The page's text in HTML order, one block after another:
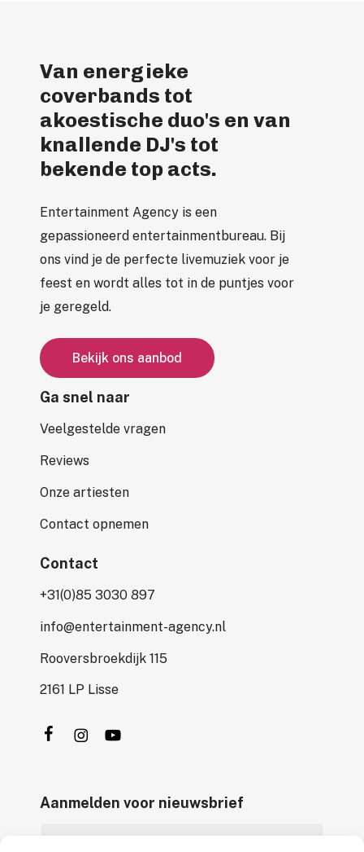
Van energieke
coverbands tot
akoestische duo's en van
knallende DJ's tot
bekende top acts.
Entertainment Agency is een
gepassioneerd entertainmentbureau. Bij
ons vind je de perfecte livemuziek voor je
feest en wordt alles tot in de puntjes voor
je geregeld.
Bekijk ons aanbod
Ga snel naar
Veelgestelde vragen
Reviews
Onze artiesten
Contact opnemen
Contact
+31(0)85 3030 897
info@entertainment-agency.nl
Rooversbroekdijk 115
2161 LP Lisse
Aanmelden voor nieuwsbrief